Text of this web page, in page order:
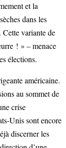
et la
dans les
Cette variante de
! » – menace
élections.
américaine.
au sommet de
crise
Unis sont encore
discerner les